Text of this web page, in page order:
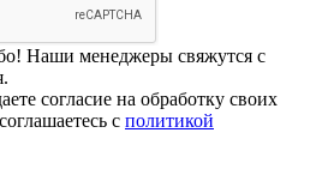
Наши менеджеры свяжутся с
согласие на обработку своих
с политикой